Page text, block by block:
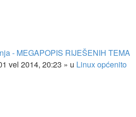
- MEGAPOPIS RIJEŠENIH TEMA
vel 2014, 20:23 » u Linux općenito